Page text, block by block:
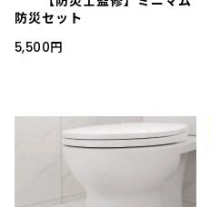
防災セット
5,500円